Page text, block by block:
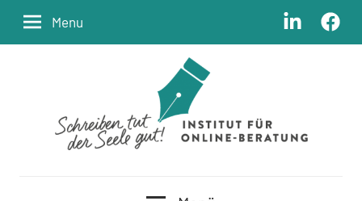
Zum
Inhalt
LinkedIn
Menu